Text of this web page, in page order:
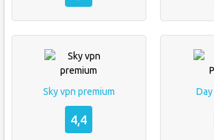
Sky vpn premium
4,4
Day